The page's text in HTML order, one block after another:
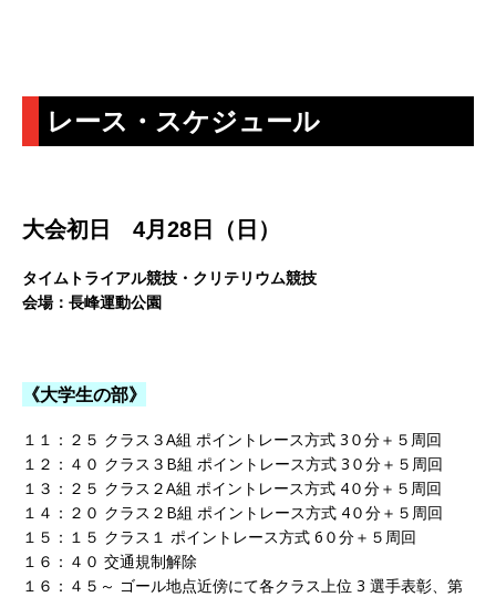
レース・スケジュール
大会初日 4月28日（日）
タイムトライアル競技・クリテリウム競技
会場：長峰運動公園
《大学生の部》
１１：２５ クラス３A組 ポイントレース方式 3０分＋５周回
１２：４０ クラス３B組 ポイントレース方式 3０分＋５周回
１３：２５ クラス２A組 ポイントレース方式 4０分＋５周回
１４：２０ クラス２B組 ポイントレース方式 4０分＋５周回
１５：１５ クラス１ ポイントレース方式 6０分＋５周回
１６：４０ 交通規制解除
１６：４５～ ゴール地点近傍にて各クラス上位 3 選手表彰、第